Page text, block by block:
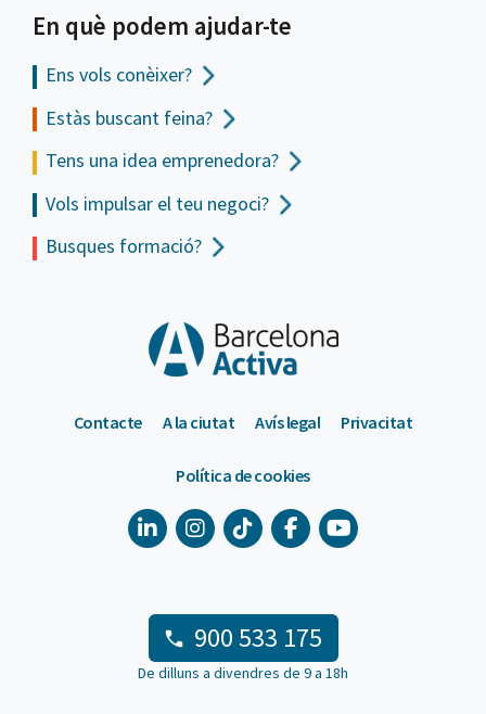
En què podem ajudar-te
Ens vols conèixer?
Estàs buscant feina?
Tens una idea emprenedora?
Vols impulsar el teu negoci?
Busques formació?
Contacte A la ciutat Avís legal Privacitat
Política de cookies
900 533 175
De dilluns a divendres de 9 a 18h